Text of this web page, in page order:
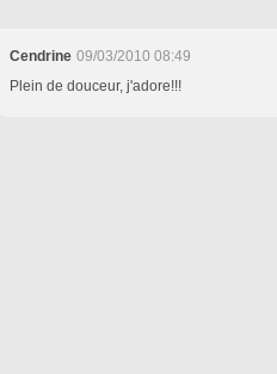
Cendrine 09/03/2010 08:49
Plein de douceur, j'adore!!!